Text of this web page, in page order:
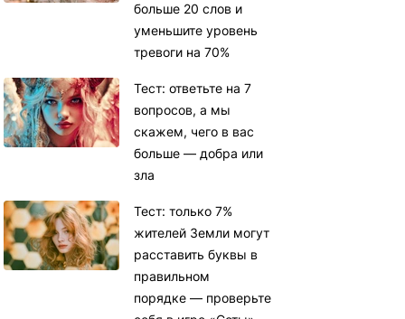
больше 20 слов и
уменьшите уровень
тревоги на 70%
Тест: ответьте на 7
вопросов, а мы
скажем, чего в вас
больше — добра или
зла
Тест: только 7%
жителей Земли могут
расставить буквы в
правильном
порядке — проверьте